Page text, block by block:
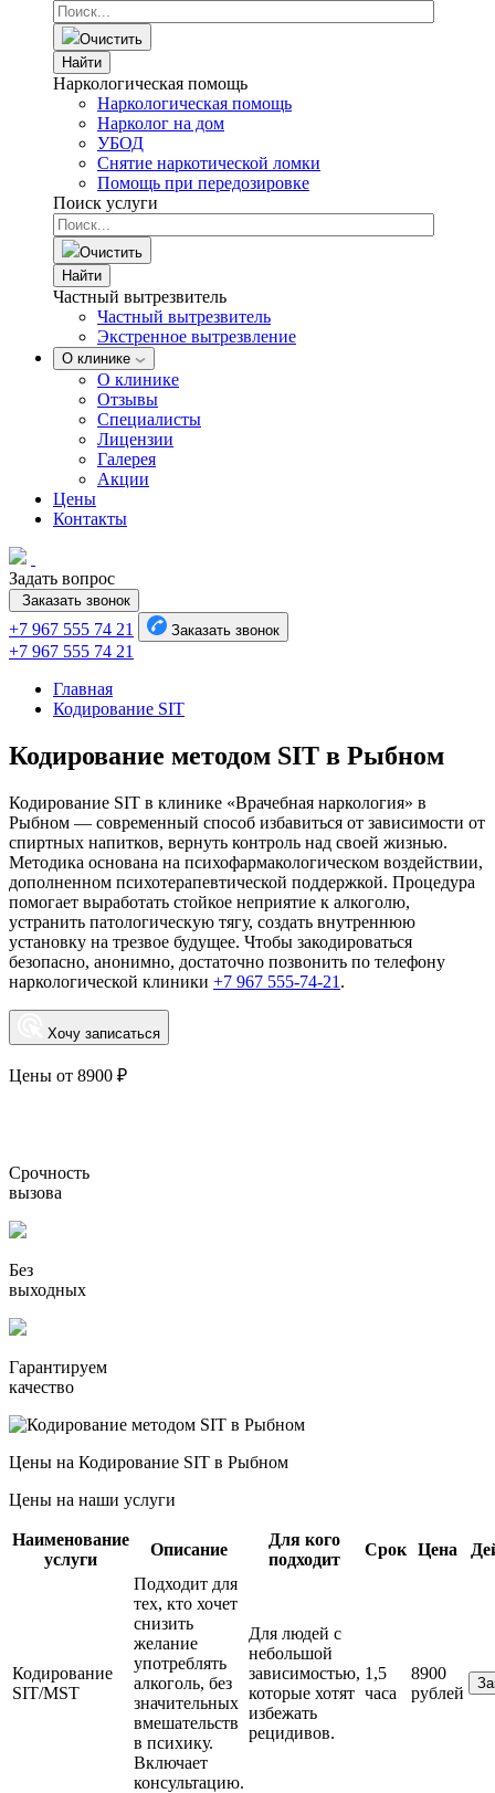
Очистить
Найти
Наркологическая помощь
Наркологическая помощь
Нарколог на дом
УБОД
Снятие наркотической ломки
Помощь при передозировке
Поиск услуги
Очистить
Найти
Частный вытрезвитель
Частный вытрезвитель
Экстренное вытрезвление
О клинике
О клинике
Отзывы
Специалисты
Лицензии
Галерея
Акции
Цены
Контакты
Задать вопрос
Заказать звонок
+7 967 555 74 21 Заказать звонок
+7 967 555 74 21
Главная
Кодирование SIT
Кодирование методом SIT в Рыбном
Кодирование SIT в клинике «Врачебная наркология» в
Рыбном — современный способ избавиться от зависимости от
спиртных напитков, вернуть контроль над своей жизнью.
Методика основана на психофармакологическом воздействии,
дополненном психотерапевтической поддержкой. Процедура
помогает выработать стойкое неприятие к алкоголю,
устранить патологическую тягу, создать внутреннюю
установку на трезвое будущее. Чтобы закодироваться
безопасно, анонимно, достаточно позвонить по телефону
наркологической клиники +7 967 555-74-21 .
Хочу записаться
Цены от 8900 ₽
Срочность
вызова
Без
выходных
Гарантируем
качество
Цены на Кодирование SIT в Рыбном
Цены на наши услуги
Наименование
услуги
Описание
Для кого
подходит
Срок Цена
Кодирование
SIT/MST
Подходит для
тех, кто хочет
снизить
желание
употреблять
алкоголь, без
значительных
вмешательств
в психику.
Включает
консультацию.
Для людей с
небольшой
зависимостью,
которые хотят
избежать
рецидивов.
1,5
часа
8900
рублей